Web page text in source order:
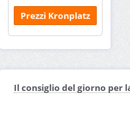
Prezzi Kronplatz
Il consiglio del giorno per